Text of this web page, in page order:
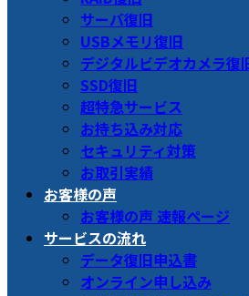
サーバ復旧
USBメモリ復旧
デジタルビデオカメラ復
SSD復旧
超特急サービス
お持ち込み対応
セキュリティ対策
お取引実績
お客様の声
お客様の声 速報ページ
サービスの流れ
データ復旧申込書
オンライン申し込み